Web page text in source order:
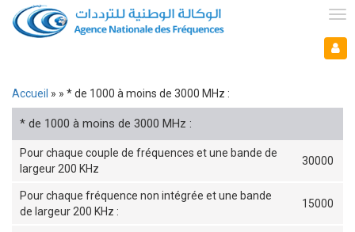
Aller
au
contenu
Mon espace
Fil
d'Ariane
Accueil * de 1000 à moins de 3000 MHz :
* de 1000 à moins de 3000 MHz :
Pour chaque couple de fréquences et une bande de
largeur 200 KHz
30000
Pour chaque fréquence non intégrée et une bande
de largeur 200 KHz :
15000